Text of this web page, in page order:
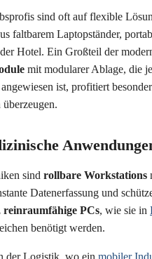
sind oft auf flexible
faltbarem Laptopständer,
Hotel. Ein Großteil der
mit modularer Ablage, die
ist, profitiert
sind rollbare Workstations
Datenerfassung und
PCs, wie sie in
benötigt werden.
der Logistik, wo ein mobiler